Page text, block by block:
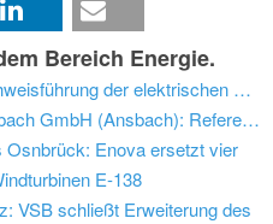
Bereich Energie.
Seminar: Seminarreihe zur Nachweisführung der elektrischen Eigenschaften von netzbildenden Anlagen nach FNN-Hinweis Version 2.1
Stellenangebot: Stadtwerke Ansbach GmbH (Ansbach): Referent Netzcontrolling (m/w/d)
Osnbrück: Enova ersetzt vier
E-138
VSB schließt Erweiterung des